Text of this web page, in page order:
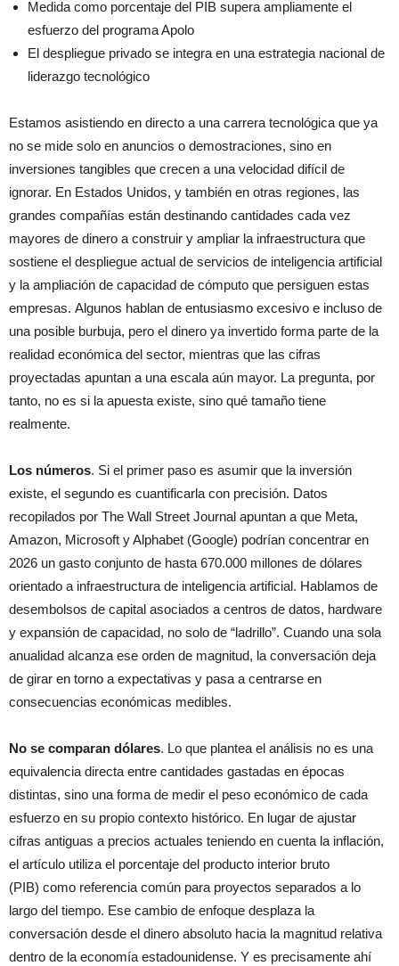
Medida como porcentaje del PIB supera ampliamente el
esfuerzo del programa Apolo
El despliegue privado se integra en una estrategia nacional de
liderazgo tecnológico
Estamos asistiendo en directo a una carrera tecnológica que ya
no se mide solo en anuncios o demostraciones, sino en
inversiones tangibles que crecen a una velocidad difícil de
ignorar. En Estados Unidos, y también en otras regiones, las
grandes compañías están destinando cantidades cada vez
mayores de dinero a construir y ampliar la infraestructura que
sostiene el despliegue actual de servicios de inteligencia artificial
y la ampliación de capacidad de cómputo que persiguen estas
empresas. Algunos hablan de entusiasmo excesivo e incluso de
una posible burbuja, pero el dinero ya invertido forma parte de la
realidad económica del sector, mientras que las cifras
proyectadas apuntan a una escala aún mayor. La pregunta, por
tanto, no es si la apuesta existe, sino qué tamaño tiene
realmente.
Los números. Si el primer paso es asumir que la inversión
existe, el segundo es cuantificarla con precisión. Datos
recopilados por The Wall Street Journal apuntan a que Meta,
Amazon, Microsoft y Alphabet (Google) podrían concentrar en
2026 un gasto conjunto de hasta 670.000 millones de dólares
orientado a infraestructura de inteligencia artificial. Hablamos de
desembolsos de capital asociados a centros de datos, hardware
y expansión de capacidad, no solo de “ladrillo”. Cuando una sola
anualidad alcanza ese orden de magnitud, la conversación deja
de girar en torno a expectativas y pasa a centrarse en
consecuencias económicas medibles.
No se comparan dólares. Lo que plantea el análisis no es una
equivalencia directa entre cantidades gastadas en épocas
distintas, sino una forma de medir el peso económico de cada
esfuerzo en su propio contexto histórico. En lugar de ajustar
cifras antiguas a precios actuales teniendo en cuenta la inflación,
el artículo utiliza el porcentaje del producto interior bruto
(PIB) como referencia común para proyectos separados a lo
largo del tiempo. Ese cambio de enfoque desplaza la
conversación desde el dinero absoluto hacia la magnitud relativa
dentro de la economía estadounidense. Y es precisamente ahí